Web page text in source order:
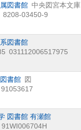
図書館 中央図宮本文庫
8208-03450-9
図書館
031112006517975
書館 図
91053617
図書館 有瀬館
91WI006704H